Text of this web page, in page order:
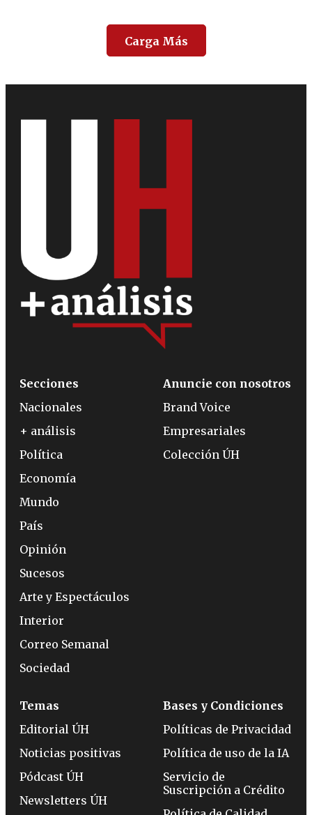
Carga Más
Secciones
Nacionales
+ análisis
Política
Economía
Mundo
País
Opinión
Sucesos
Arte y Espectáculos
Interior
Correo Semanal
Sociedad
Anuncie con nosotros
Brand Voice
Empresariales
Colección ÚH
Temas
Editorial ÚH
Noticias positivas
Pódcast ÚH
Newsletters ÚH
Bases y Condiciones
Políticas de Privacidad
Política de uso de la IA
Servicio de
Suscripción a Crédito